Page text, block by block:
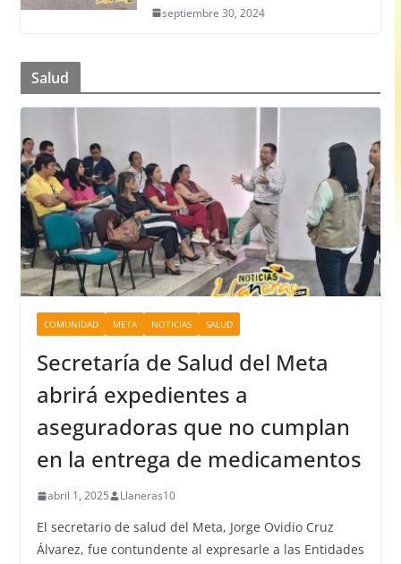
septiembre 30, 2024
Salud
COMUNIDAD META NOTICIAS SALUD
Secretaría de Salud del Meta
abrirá expedientes a
aseguradoras que no cumplan
en la entrega de medicamentos
abril 1, 2025 Llaneras10
El secretario de salud del Meta, Jorge Ovidio Cruz
Álvarez, fue contundente al expresarle a las Entidades